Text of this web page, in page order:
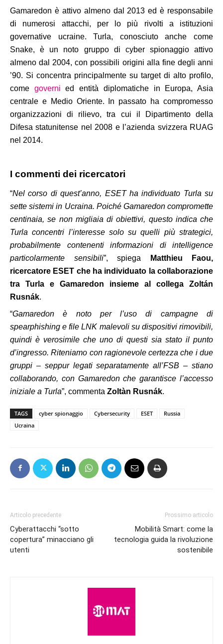
Gamaredon è attivo almeno dal 2013 ed è responsabile
di numerosi attacchi, per lo più rivolti a istituzioni
governative ucraine. Turla, conosciuto anche come
Snake, è un noto gruppo di cyber spionaggio attivo
almeno dal 2004, con possibili origini alla fine degli anni
’90. Si concentra principalmente su target di alto profilo,
come governi ed entità diplomatiche in Europa, Asia
centrale e Medio Oriente. In passato ha compromesso
organizzazioni di rilievo, tra cui il Dipartimento della
Difesa statunitense nel 2008 e l’azienda svizzera RUAG
nel 2014.
I commenti dei ricercatori
“Nel corso di quest’anno, ESET ha individuato Turla su
sette sistemi in Ucraina. Poiché Gamaredon compromette
centinaia, se non migliaia di obiettivi, questo indica che
Turla concentri l’interesse solo su quelli più strategici,
probabilmente contenenti informazioni di intelligence
particolarmente sensibili”, spiega
Matthieu Faou,
ricercatore ESET che ha individuato la collaborazione
tra Turla e Gamaredon insieme al collega Zoltán
Rusnák.
“Gamaredon è noto per l’uso di campagne di
spearphishing e file LNK malevoli su dispositivi rimovibili,
quindi è verosimile che uno di questi sia stato il punto
d’ingresso. Riteniamo con ragionevole certezza che i due
gruppi – seppur legati separatamente all’FSB – stiano
collaborando, con Gamaredon che garantisce l’accesso
iniziale a Turla”, commenta Zoltàn Rusnák.
TAGS cyber spionaggio Cybersecurity ESET
Russia
Ucraina
Articolo precedente
Cyberattacchi “sotto
copertura” minacciano gli
utenti
Prossimo articolo
Mobilità Smart: come la
tecnologia guida la rivoluzione
sostenibile